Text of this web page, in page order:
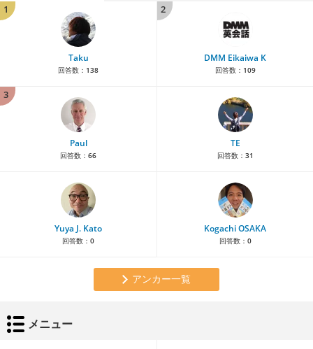
1
Taku
回答数： 138
2
DMM Eikaiwa K
回答数： 109
3
Paul
回答数： 66
TE
回答数： 31
Yuya J. Kato
回答数： 0
Kogachi OSAKA
回答数： 0
アンカー一覧
メニュー